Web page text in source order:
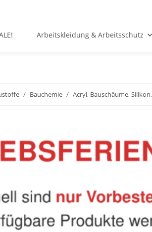
Arbeitskleidung & Arbeitsschutz
Bauchemie Acryl, Bauschäume,